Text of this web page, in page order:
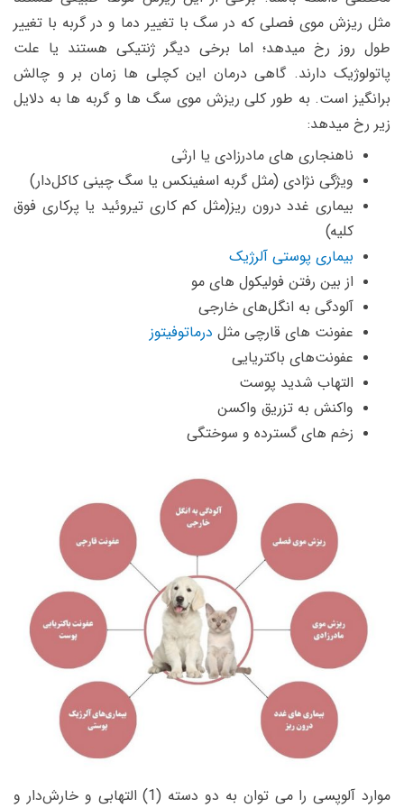
مثل ریزش موی فصلی که در سگ با تغییر دما و در گربه با تغییر
طول روز رخ میدهد؛ اما برخی دیگر ژنتیکی هستند یا علت
پاتولوژیک دارند. گاهی درمان این کچلی ها زمان بر و چالش
برانگیز است. به طور کلی ریزش موی سگ ها و گربه ها به دلایل
زیر رخ میدهد:
ناهنجاری های مادرزادی یا ارثی
ویژگی نژادی (مثل گربه اسفینکس یا سگ چینی کاکل‌دار)
بیماری غدد درون ریز(مثل کم کاری تیروئید یا پرکاری فوق
کلیه)
بیماری پوستی آلرژیک
از بین رفتن فولیکول های مو
آلودگی به انگل‌های خارجی
عفونت های قارچی مثل درماتوفیتوز
عفونت‌های باکتریایی
التهاب شدید پوست
واکنش به تزریق واکسن
زخم های گسترده و سوختگی
موارد آلوپسی را می توان به دو دسته (1) التهابی و خارش‌دار و